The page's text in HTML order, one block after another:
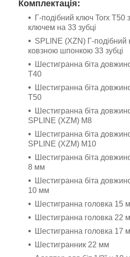
Комплектація:
Г-подібний ключ Torx T50
ключем на 33 зубці
SPLINE (XZN) Г-подібний
ковзною шпонкою 33 зубці
Шестигранна біта
T40
Шестигранна біта
T50
Шестигранна біта
SPLINE (XZM) M8
Шестигранна біта
SPLINE (XZM) M10
Шестигранна біта
8 мм
Шестигранна біта
10 мм
Шестигранна головка 15
Шестигранна головка 22
Шестигранна головка 17
Шестигранник 22 мм